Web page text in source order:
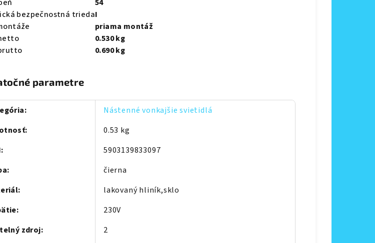
54
bezpečnostná triedaI
priama montáž
0.530 kg
0.690 kg
parametre
:
Nástenné vonkajšie svietidlá
:
0.53 kg
:
5903139833097
:
čierna
:
lakovaný hliník,sklo
:
230V
zdroj:
2